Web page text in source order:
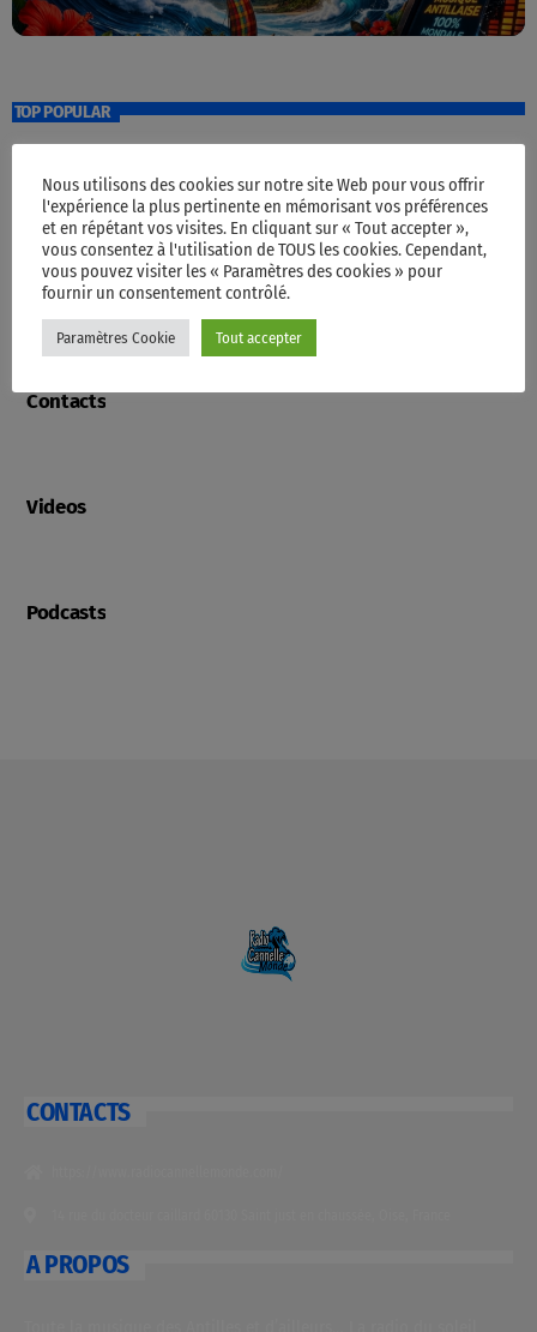
TOP POPULAR
Accueil
Programme
Contacts
Videos
Podcasts
CONTACTS
A PROPOS
Nous utilisons des cookies sur notre site Web pour vous offrir
l'expérience la plus pertinente en mémorisant vos préférences
et en répétant vos visites. En cliquant sur « Tout accepter »,
vous consentez à l'utilisation de TOUS les cookies. Cependant,
vous pouvez visiter les « Paramètres des cookies » pour
fournir un consentement contrôlé.
Paramètres Cookie Tout accepter